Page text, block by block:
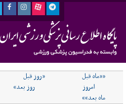
««ماه قبل
«روز قبل
امروز
روز بعد»
ماه بعد»»